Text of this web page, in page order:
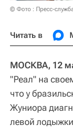
© Фото : Пресс-
Читать в
МОСКВА, 12
"Реал" на
что у
Жуниора
левой